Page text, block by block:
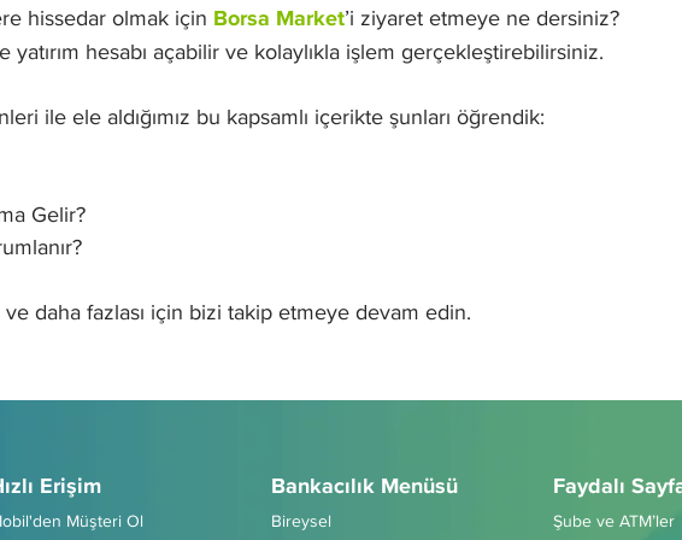
hissedar olmak için Borsa Market’i ziyaret etmeye ne dersiniz?
yatırım hesabı açabilir ve kolaylıkla işlem gerçekleştirebilirsiniz.
ile ele aldığımız bu kapsamlı içerikte şunları öğrendik:
Gelir?
daha fazlası için bizi takip etmeye devam edin.
Erişim
Müşteri Ol
Bankacılık Menüsü
Bireysel
Faydalı
Şube ve ATM’ler